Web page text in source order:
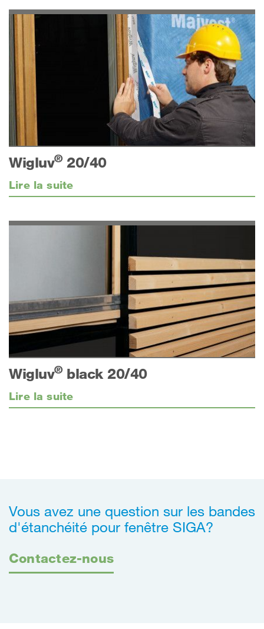
Wigluv®20/40
Lire la suite
Wigluv®black 20/40
Lire la suite
Vous avez une question sur les bandes
d'étanchéité pour fenêtre SIGA?
Contactez-nous